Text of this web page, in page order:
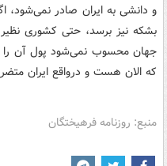
بشکه نیز برسد، حتی کشوری
جهان محسوب نمی‌شود پول آن را
که الان هست و درواقع ایران
منبع: روزنامه فرهیختگان